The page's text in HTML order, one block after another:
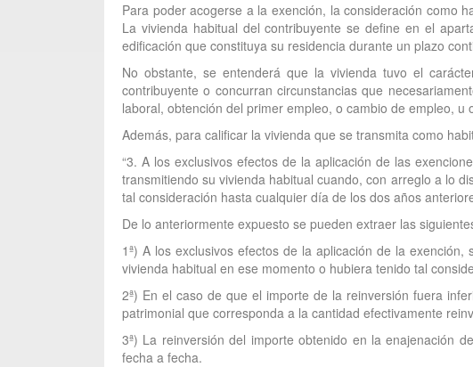
Para poder acogerse a la exención, la consideración como
La vivienda habitual del contribuyente se define en el
edificación que constituya su residencia durante un plazo
No obstante, se entenderá que la vivienda tuvo el
contribuyente o concurran circunstancias que
laboral, obtención del primer empleo, o cambio de empleo, u
Además, para calificar la vivienda que se transmita como
“3. A los exclusivos efectos de la aplicación de las
transmitiendo su vivienda habitual cuando, con arreglo a lo
tal consideración hasta cualquier día de los dos años
De lo anteriormente expuesto se pueden extraer las
1ª) A los exclusivos efectos de la aplicación de la
vivienda habitual en ese momento o hubiera tenido tal
2ª) En el caso de que el importe de la reinversión fuera
patrimonial que corresponda a la cantidad efectivamente
3ª) La reinversión del importe obtenido en la enajenación
fecha a fecha.